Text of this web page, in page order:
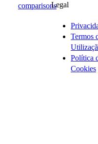
comparisonsLegal
Termos
Política
Cookies